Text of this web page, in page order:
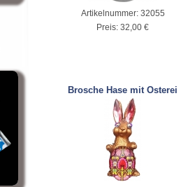
Artikelnummer: 32055
Preis: 32,00 €
Brosche Hase mit Osterei